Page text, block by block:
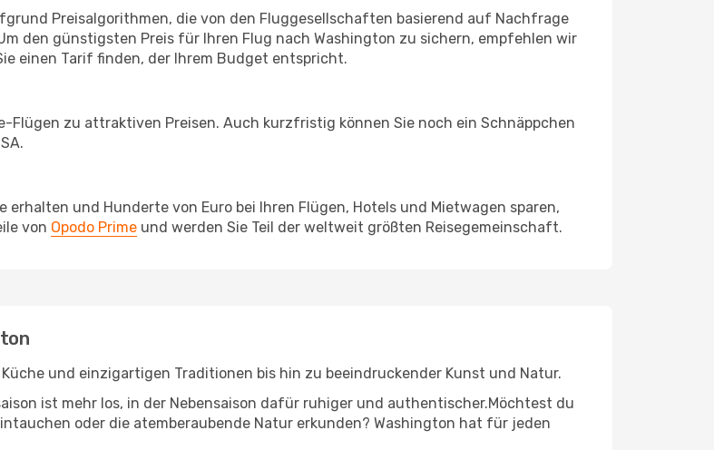
Preisalgorithmen, die von den Fluggesellschaften basierend auf Nachfrage
den günstigsten Preis für Ihren Flug nach Washington zu sichern, empfehlen wir
einen Tarif finden, der Ihrem Budget entspricht.
Flügen zu attraktiven Preisen. Auch kurzfristig können Sie noch ein Schnäppchen
erhalten und Hunderte von Euro bei Ihren Flügen, Hotels und Mietwagen sparen,
von Opodo Prime und werden Sie Teil der weltweit größten Reisegemeinschaft.
und einzigartigen Traditionen bis hin zu beeindruckender Kunst und Natur.
ist mehr los, in der Nebensaison dafür ruhiger und authentischer.Möchtest du
oder die atemberaubende Natur erkunden? Washington hat für jeden